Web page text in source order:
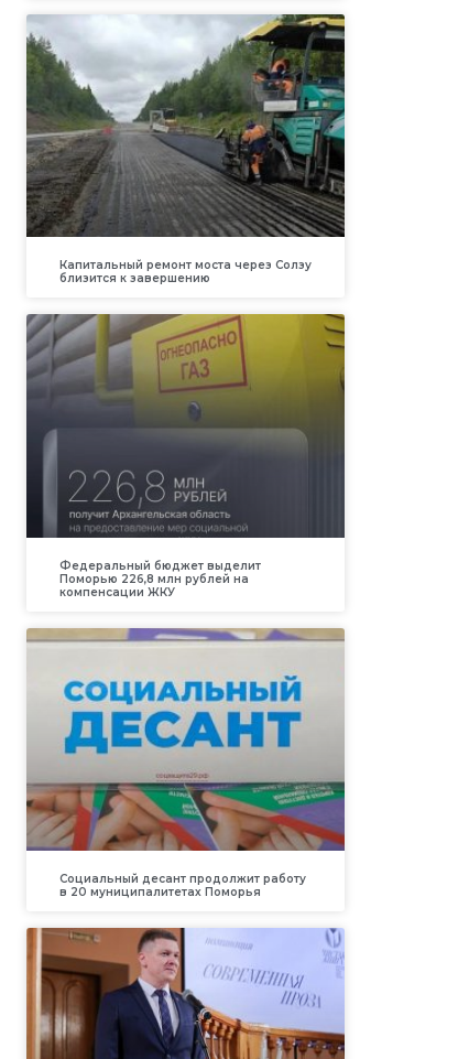
Капитальный ремонт моста через Солзу
близится к завершению
Федеральный бюджет выделит
Поморью 226,8 млн рублей на
компенсации ЖКУ
Социальный десант продолжит работу
в 20 муниципалитетах Поморья